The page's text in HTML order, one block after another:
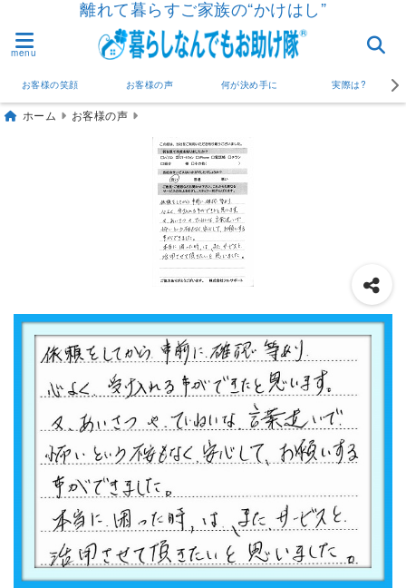
離れて暮らすご家族の“かけはし”
menu
お客様の笑顔 お客様の声 何が決め手に 実際は?
ホーム お客様の声